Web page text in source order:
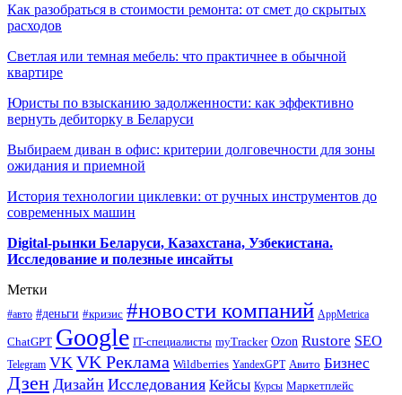
Как разобраться в стоимости ремонта: от смет до скрытых
расходов
Светлая или темная мебель: что практичнее в обычной
квартире
Юристы по взысканию задолженности: как эффективно
вернуть дебиторку в Беларуси
Выбираем диван в офис: критерии долговечности для зоны
ожидания и приемной
История технологии циклевки: от ручных инструментов до
современных машин
Digital-рынки Беларуси, Казахстана, Узбекистана.
Исследование и полезные инсайты
Метки
#авто #деньги #кризис #новости компаний AppMetrica
ChatGPT Google IT-специалисты myTracker Ozon Rustore SEO
Telegram VK VK Реклама Wildberries YandexGPT Авито Бизнес
Дзен Дизайн Исследования Кейсы Курсы Маркетплейс